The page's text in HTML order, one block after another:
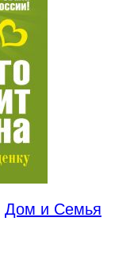
Дом и Семья